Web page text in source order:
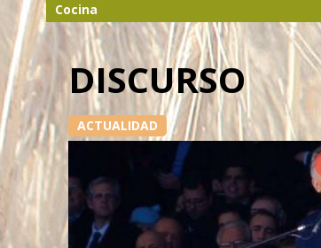
Cocina
DISCURSO
ACTUALIDAD